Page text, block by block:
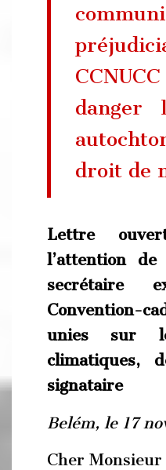
danger
droit de
Lettre
l’attention
secrétaire
Convention-
unies sur
climatiques,
signataire
Belém, le 17
Cher